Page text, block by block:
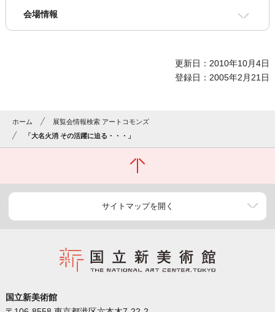
会場情報
更新日：2010年10月4日
登録日：2005年2月21日
ホーム
展覧会情報検索 アートコモンズ
「大名火消 その活躍に迫る・・・」
サイトマップを開く
国立新美術館